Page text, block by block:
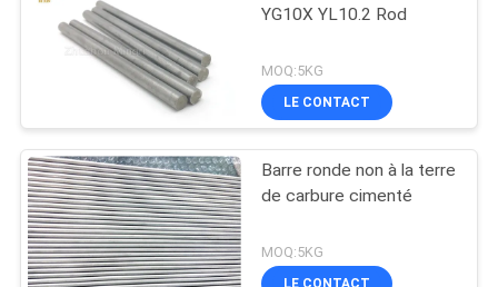
YG10X YL10.2 Rod
MOQ:5KG
LE CONTACT
Barre ronde non à la terre
de carbure cimenté
MOQ:5KG
LE CONTACT